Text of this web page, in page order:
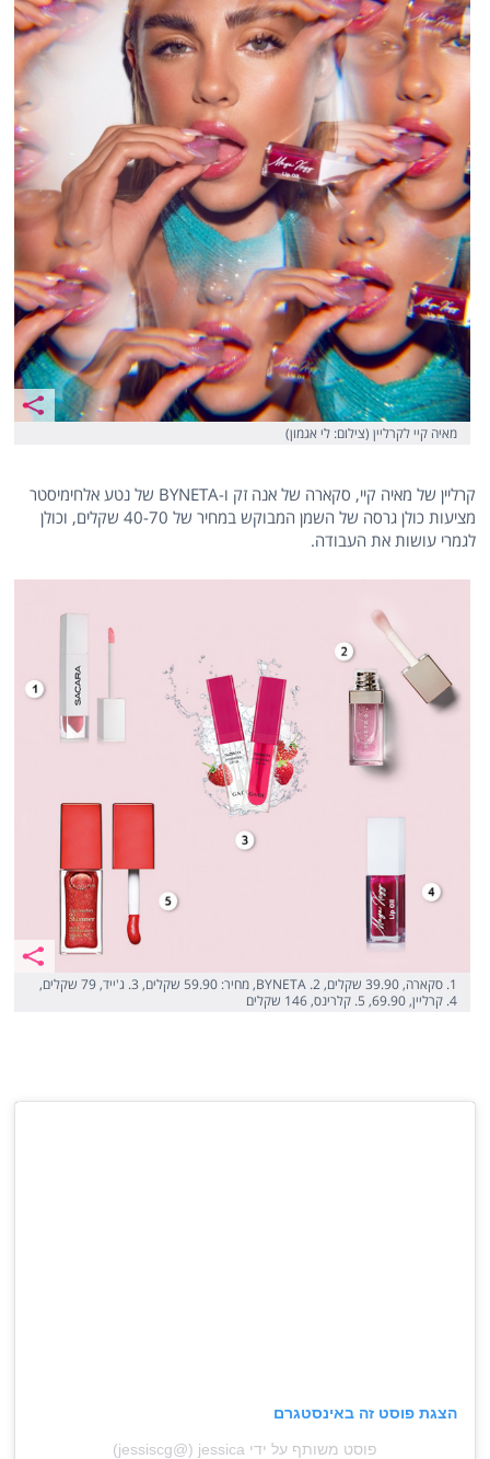
מאיה קיי לקרליין (צילום: לי אגמון)
קרליין של מאיה קיי, סקארה של אנה זק ו-BYNETA של נטע אלחימיסטר
מציעות כולן גרסה של השמן המבוקש במחיר של 40-70 שקלים, וכולן
לגמרי עושות את העבודה.
1. סקארה, 39.90 שקלים, 2. BYNETA, מחיר: 59.90 שקלים, 3. ג'ייד, 79 שקלים,
4. קרליין, 69.90, 5. קלרינס, 146 שקלים
הצגת פוסט זה באינסטגרם
פוסט משותף על ידי ‏‎jessica‎‏ (@‏‎jessiscg‎‏)